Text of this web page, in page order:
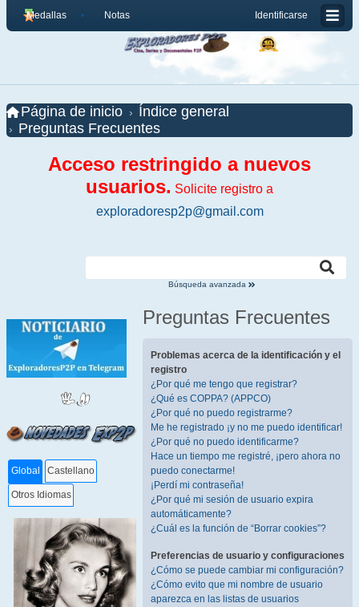
Identificarse
Medallas Notas
Página de inicio
Índice general
Preguntas Frecuentes
Acceso restringido a nuevos
usuarios. Solicite registro a
exploradoresp2p@gmail.com
Búsqueda avanzada
Global Castellano
Otros Idiomas
Preguntas Frecuentes
Problemas acerca de la identificación y el
registro
¿Por qué me tengo que registrar?
¿Qué es COPPA? (APPCO)
¿Por qué no puedo registrarme?
Me he registrado ¡y no me puedo identificar!
¿Por qué no puedo identificarme?
Hace un tiempo me registré, ¡pero ahora no
puedo conectarme!
¡Perdí mi contraseña!
¿Por qué mi sesión de usuario expira
automáticamente?
¿Cuál es la función de “Borrar cookies”?
Preferencias de usuario y configuraciones
¿Cómo se puede cambiar mi configuración?
¿Cómo evito que mi nombre de usuario
aparezca en las listas de usuarios